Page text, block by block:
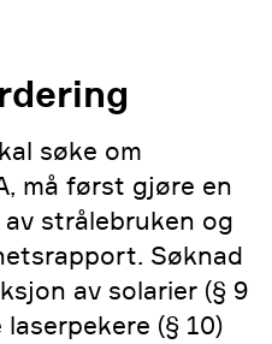
søke om
må først gjøre en
strålebruken og
Søknad
av solarier (§ 9
(§ 10)